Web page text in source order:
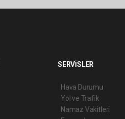
SERVİSLER
Hava Durumu
Yol ve Trafik
Namaz Vakitleri